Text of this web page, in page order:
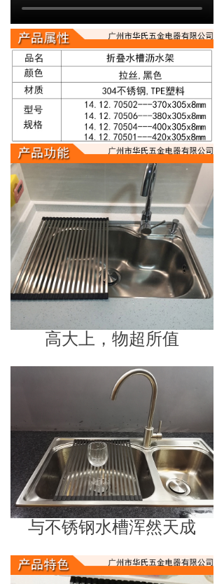
高大上，物超所值
与不锈钢水槽浑然天成